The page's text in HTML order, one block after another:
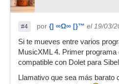
#4 por {] ∞Ω∞ [}™ el 19/03/
Si te mueves entre varios
MusicXML 4. Primer
compatible con Dolet para
Llamativo que sea más barato